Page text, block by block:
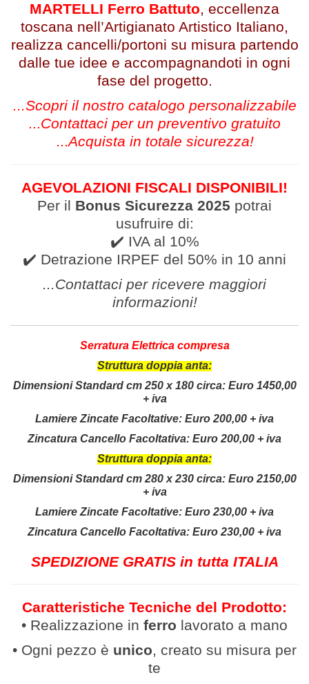
MARTELLI Ferro Battuto, eccellenza
toscana nell’Artigianato Artistico Italiano,
realizza cancelli/portoni su misura partendo
dalle tue idee e accompagnandoti in ogni
fase del progetto.
...Scopri il nostro catalogo personalizzabile
...Contattaci per un preventivo gratuito
...Acquista in totale sicurezza!
AGEVOLAZIONI FISCALI DISPONIBILI!
Per il Bonus Sicurezza 2025 potrai
usufruire di:
✔️ IVA al 10%
✔️ Detrazione IRPEF del 50% in 10 anni
...Contattaci per ricevere maggiori
informazioni!
Serratura Elettrica compresa
Struttura doppia anta:
Dimensioni Standard cm 250 x 180 circa: Euro 1450,00
+ iva
Lamiere Zincate Facoltative: Euro 200,00 + iva
Zincatura Cancello Facoltativa: Euro 200,00 + iva
Struttura doppia anta:
Dimensioni Standard cm 280 x 230 circa: Euro 2150,00
+ iva
Lamiere Zincate Facoltative: Euro 230,00 + iva
Zincatura Cancello Facoltativa: Euro 230,00 + iva
SPEDIZIONE GRATIS in tutta ITALIA
Caratteristiche Tecniche del Prodotto:
• Realizzazione in ferro lavorato a mano
• Ogni pezzo è unico, creato su misura per
te